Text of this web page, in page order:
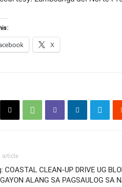
X
article
COASTAL CLEAN-UP DRIVE UG
ALANG SA PAGSAULOG SA